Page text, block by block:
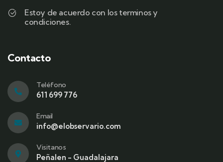
Estoy de acuerdo con los terminos y
condiciones.
Contacto
Teléfono
611 699 776
Email
info@elobservario.com
Visitanos
Peñalen - Guadalajara